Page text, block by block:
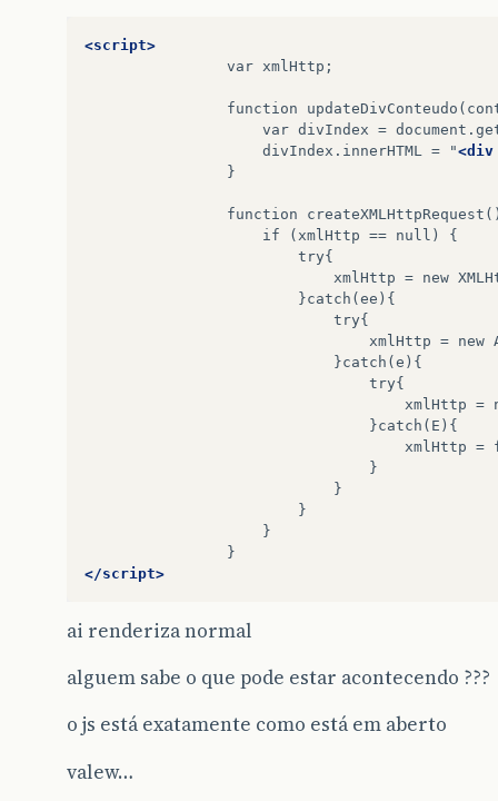
<script>
var
function
var divIndex =
divIndex.innerHTML
= "<div
function
if
(xmlHttp == null)
xmlHttp = new
xmlHttp = new
xmlHttp =
xmlHttp =
</script>
ai renderiza normal
alguem sabe o que pode estar acontecendo ???
o js está exatamente como está em aberto
valew…